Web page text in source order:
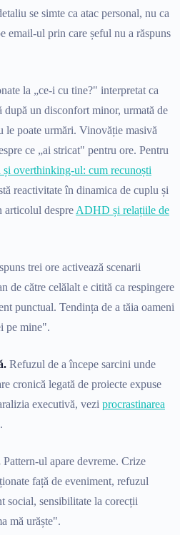
se simte ca atac personal, nu ca
email-ul prin care șeful nu a răspuns
la „ce-i cu tine?" interpretat ca
după un disconfort minor, urmată de
le poate urmări. Vinovăție masivă
ce „ai stricat" pentru ore. Pentru
și overthinking-ul: cum recunoști
reactivitate în dinamica de cuplu și
articolul despre ADHD și relațiile de
trei ore activează scenarii
de către celălalt e citită ca respingere
punctual. Tendința de a tăia oameni
pe mine".
Refuzul de a începe sarcini unde
cronică legată de proiecte expuse
executivă, vezi procrastinarea
.
Pattern-ul apare devreme. Crize
față de eveniment, refuzul
social, sensibilitate la corecții
mă urăște".